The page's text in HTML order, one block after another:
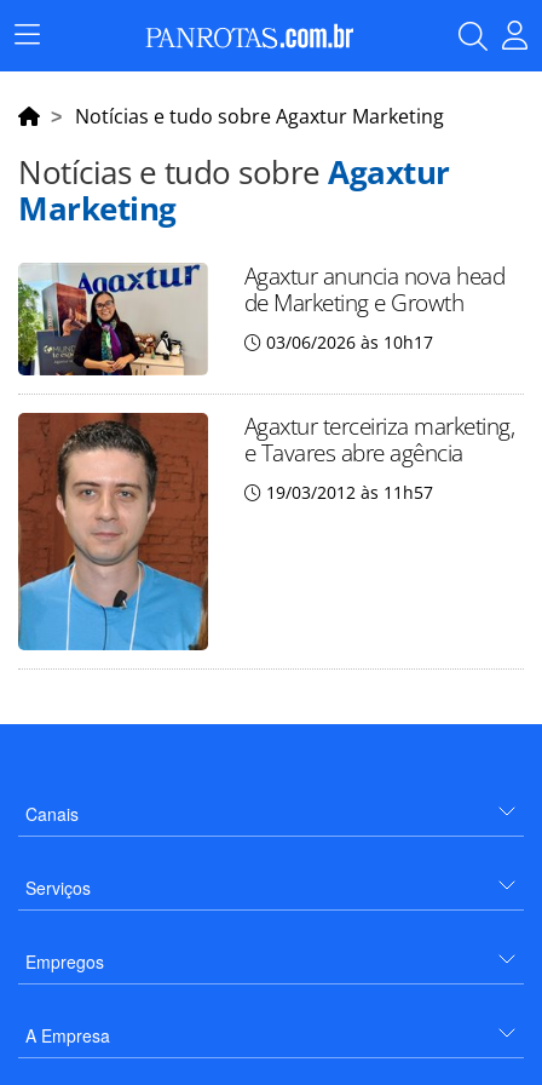
Menu
Principal
Notícias e tudo sobre Agaxtur Marketing
Notícias e tudo sobreAgaxtur
Marketing
Agaxtur anuncia nova head
de Marketing e Growth
03/06/2026 às 10h17
Agaxtur terceiriza marketing,
e Tavares abre agência
19/03/2012 às 11h57
Canais
Serviços
Empregos
A Empresa